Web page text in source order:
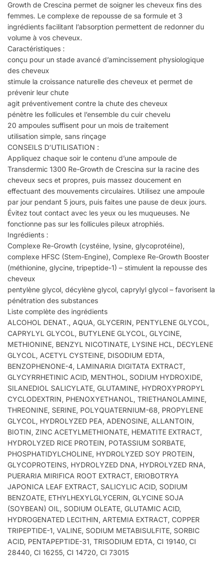
Growth de Crescina permet de soigner les cheveux fins des
femmes. Le complexe de repousse de sa formule et 3
ingrédients facilitant l’absorption permettent de redonner du
volume à vos cheveux.
Caractéristiques :
conçu pour un stade avancé d’amincissement physiologique
des cheveux
stimule la croissance naturelle des cheveux et permet de
prévenir leur chute
agit préventivement contre la chute des cheveux
pénètre les follicules et l’ensemble du cuir chevelu
20 ampoules suffisent pour un mois de traitement
utilisation simple, sans rinçage
CONSEILS D’UTILISATION :
Appliquez chaque soir le contenu d’une ampoule de
Transdermic 1300 Re-Growth de Crescina sur la racine des
cheveux secs et propres, puis massez doucement en
effectuant des mouvements circulaires. Utilisez une ampoule
par jour pendant 5 jours, puis faites une pause de deux jours.
Évitez tout contact avec les yeux ou les muqueuses. Ne
fonctionne pas sur les follicules pileux atrophiés.
Ingrédients :
Complexe Re-Growth (cystéine, lysine, glycoprotéine),
complexe HFSC (Stem-Engine), Complexe Re-Growth Booster
(méthionine, glycine, tripeptide-1) – stimulent la repousse des
cheveux
pentylène glycol, décylène glycol, caprylyl glycol – favorisent la
pénétration des substances
Liste complète des ingrédients
ALCOHOL DENAT., AQUA, GLYCERIN, PENTYLENE GLYCOL,
CAPRYLYL GLYCOL, BUTYLENE GLYCOL, GLYCINE,
METHIONINE, BENZYL NICOTINATE, LYSINE HCL, DECYLENE
GLYCOL, ACETYL CYSTEINE, DISODIUM EDTA,
BENZOPHENONE-4, LAMINARIA DIGITATA EXTRACT,
GLYCYRRHETINIC ACID, MENTHOL, SODIUM HYDROXIDE,
SILANEDIOL SALICYLATE, GLUTAMINE, HYDROXYPROPYL
CYCLODEXTRIN, PHENOXYETHANOL, TRIETHANOLAMINE,
THREONINE, SERINE, POLYQUATERNIUM-68, PROPYLENE
GLYCOL, HYDROLYZED PEA, ADENOSINE, ALLANTOIN,
BIOTIN, ZINC ACETYLMETHIONATE, HEMATITE EXTRACT,
HYDROLYZED RICE PROTEIN, POTASSIUM SORBATE,
PHOSPHATIDYLCHOLINE, HYDROLYZED SOY PROTEIN,
GLYCOPROTEINS, HYDROLYZED DNA, HYDROLYZED RNA,
PUERARIA MIRIFICA ROOT EXTRACT, ERIOBOTRYA
JAPONICA LEAF EXTRACT, SALICYLIC ACID, SODIUM
BENZOATE, ETHYLHEXYLGLYCERIN, GLYCINE SOJA
(SOYBEAN) OIL, SODIUM OLEATE, GLUTAMIC ACID,
HYDROGENATED LECITHIN, ARTEMIA EXTRACT, COPPER
TRIPEPTIDE-1, VALINE, SODIUM METABISULFITE, SORBIC
ACID, PENTAPEPTIDE-31, TRISODIUM EDTA, CI 19140, CI
28440, CI 16255, CI 14720, CI 73015